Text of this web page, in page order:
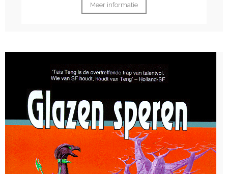
Meer informatie